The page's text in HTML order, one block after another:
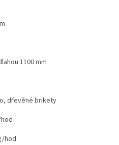
1100 mm
dřevěné brikety
hod